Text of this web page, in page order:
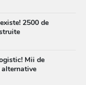
2500 de
Mii de